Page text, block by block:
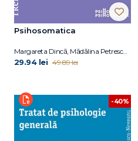
Psihosomatica
Margareta Dincă, Mădălina Petrescu, Ana-Mihaela Popișteanu
29.94 lei 49.89 lei
-40%